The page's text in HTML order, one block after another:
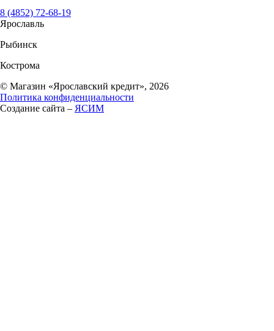
8 (4852) 72-68-19
Ярославль
Рыбинск
Кострома
© Магазин «Ярославский кредит», 2026
Политика конфиденциальности
Создание сайта – ЯСИМ